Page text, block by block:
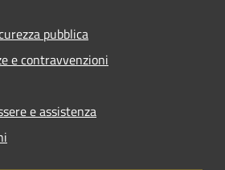
pubblica
e contravvenzioni
e assistenza